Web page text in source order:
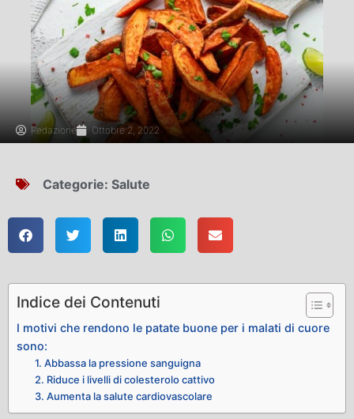
Redazione Ottobre 2, 2022
Categorie: Salute
Indice dei Contenuti
I motivi che rendono le patate buone per i malati di cuore
sono:
1. Abbassa la pressione sanguigna
2. Riduce i livelli di colesterolo cattivo
3. Aumenta la salute cardiovascolare